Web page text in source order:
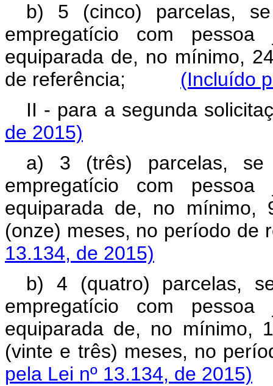
b) 5 (cinco) parcelas,
empregatício com
equiparada de, no mínimo,
de referência; (Incluído
II - para a segunda
de 2015)
a) 3 (três) parcelas, se
empregatício com
equiparada de, no
(onze) meses, no
13.134, de 2015)
b) 4 (quatro) parcelas,
empregatício com
equiparada de, no mínimo,
(vinte e três) meses, no
pela Lei nº 13.134, de 2015)